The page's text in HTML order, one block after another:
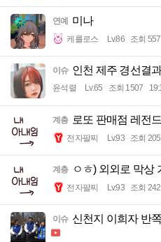
연예 미나
케를로스 Lv.86 조회 557
이슈 인천 제주 경선결
윤석렬 Lv.65 조회 1507
계층 로또 판매점 레전
전자팔찌 Lv.93 조회
계층 ㅇㅎ) 외외로 막상
전자팔찌 Lv.93 조회
이슈 신천지 이희자 반